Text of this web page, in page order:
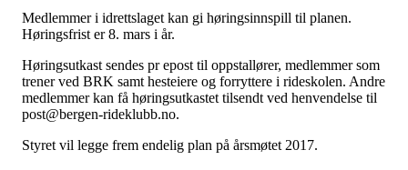
Medlemmer i idrettslaget kan gi høringsinnspill til planen.
Høringsfrist er 8. mars i år.
Høringsutkast sendes pr epost til oppstallører, medlemmer som
trener ved BRK samt hesteiere og forryttere i rideskolen. Andre
medlemmer kan få høringsutkastet tilsendt ved henvendelse til
post@bergen-rideklubb.no.
Styret vil legge frem endelig plan på årsmøtet 2017.